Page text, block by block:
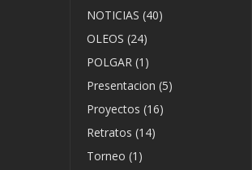
NOTICIAS (40)
OLEOS (24)
POLGAR (1)
Presentacion (5)
Proyectos (16)
Retratos (14)
Torneo (1)